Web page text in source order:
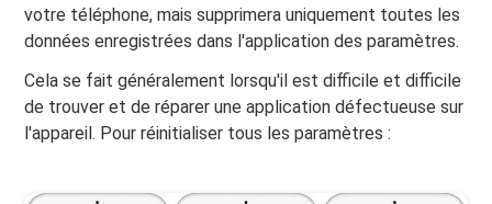
votre téléphone, mais supprimera uniquement toutes les
données enregistrées dans l'application des paramètres.
Cela se fait généralement lorsqu'il est difficile et difficile
de trouver et de réparer une application défectueuse sur
l'appareil. Pour réinitialiser tous les paramètres :